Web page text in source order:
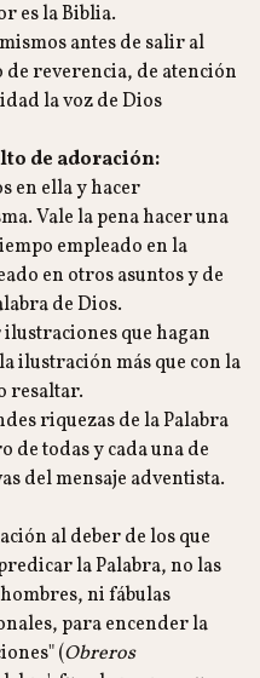
es la Biblia.
antes de salir al
de reverencia, de atención
la voz de Dios
de adoración:
en ella y hacer
Vale la pena hacer una
empleado en la
en otros asuntos y de
de Dios.
que hagan
ilustración más que con la
resaltar.
riquezas de la Palabra
de todas y cada una de
del mensaje adventista.
al deber de los que
la Palabra, no las
ni fábulas
para encender la
(Obreros